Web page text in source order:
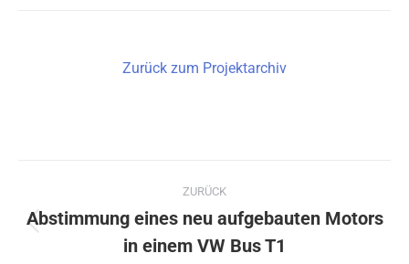
Zurück zum Projektarchiv
Kommentarnavigation
ZURÜCK
Vorheriger
Beitrag:
Abstimmung eines neu aufgebauten Motors
in einem VW Bus T1